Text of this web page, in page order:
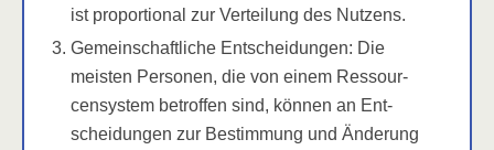
ist pro­por­tio­nal zur Ver­tei­lung des Nutzens.
Gemein­schaft­li­che Ent­schei­dun­gen: Die
meis­ten Per­so­nen, die von einem Res­sour­
cen­sys­tem betrof­fen sind, kön­nen an Ent­
schei­dun­gen zur Bestim­mung und Ände­rung